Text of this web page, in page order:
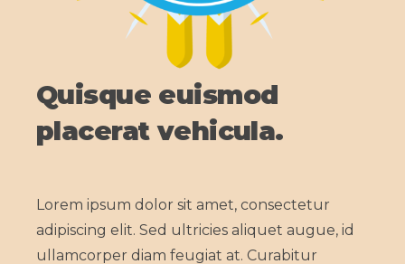
Quisque euismod
placerat vehicula.
Lorem ipsum dolor sit amet, consectetur
adipiscing elit. Sed ultricies aliquet augue, id
ullamcorper diam feugiat at. Curabitur